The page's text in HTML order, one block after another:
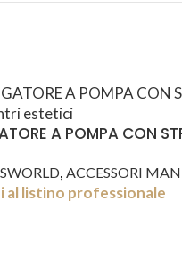
A POMPA CON
, ACCESSORI
al listino professionale